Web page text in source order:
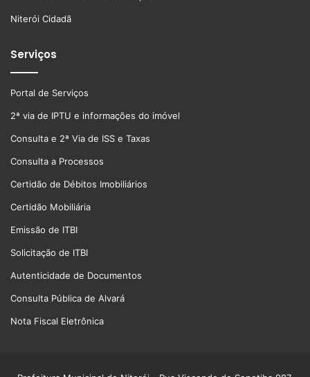
Niterói Cidadã
Serviços
Portal de Serviços
2ª via de IPTU e informações do imóvel
Consulta e 2ª Via de ISS e Taxas
Consulta a Processos
Certidão de Débitos Imobiliários
Certidão Mobiliária
Emissão de ITBI
Solicitação de ITBI
Autenticidade de Documentos
Consulta Pública de Alvará
Nota Fiscal Eletrônica